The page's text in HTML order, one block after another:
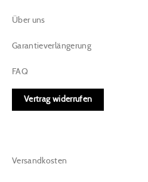
Über uns
Garantieverlängerung
FAQ
Vertrag widerrufen
Versandkosten